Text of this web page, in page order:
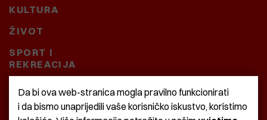
KULTURA
ŽIVOT
SPORT I
REKREACIJA
CRNA KRONIKA
BAŠTARDINI I PRAVI
Da bi ova web-stranica mogla pravilno funkcionirati
i da bismo unaprijedili vaše korisničko iskustvo, koristimo